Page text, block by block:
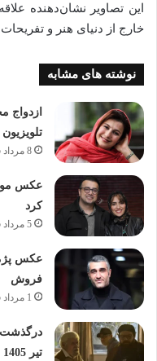
این تصاویر نشان‌دهنده
خارج از دنیای هنر و
نوشته های مشابه
ازدواج
8 مرداد 1405
عکس
کرد
5 مرداد 1405
عکس
فروش
1 مرداد 1405
تیر 1405 + علت فوت